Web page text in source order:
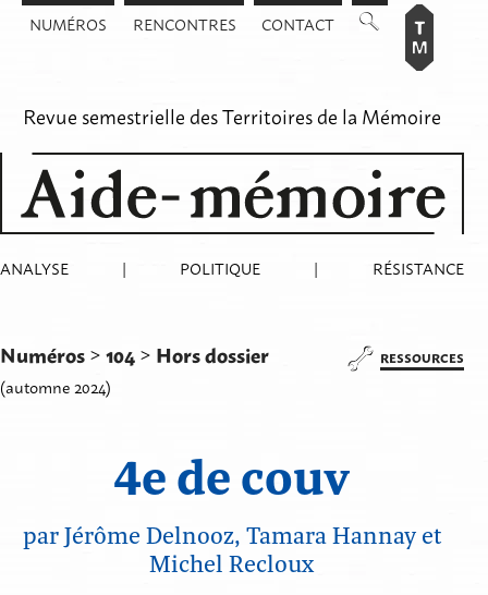
AllerNUMÉROS RENCONTRES CONTACT
Revue semestrielle desTerritoires de la Mémoire
ANALYSE | POLITIQUE | RÉSISTANCE
Numéros>104> Hors dossier
(automne 2024)
RESSOURCES
4e de couv
par Jérôme Delnooz, Tamara Hannay et
Michel Recloux